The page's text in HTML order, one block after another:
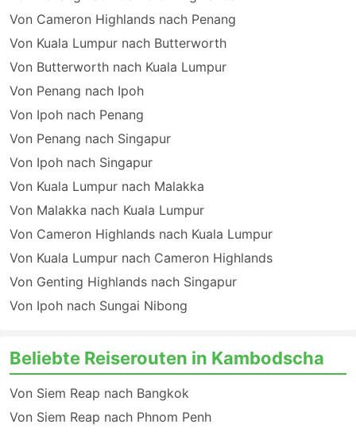
Von Cameron Highlands nach Penang
Von Kuala Lumpur nach Butterworth
Von Butterworth nach Kuala Lumpur
Von Penang nach Ipoh
Von Ipoh nach Penang
Von Penang nach Singapur
Von Ipoh nach Singapur
Von Kuala Lumpur nach Malakka
Von Malakka nach Kuala Lumpur
Von Cameron Highlands nach Kuala Lumpur
Von Kuala Lumpur nach Cameron Highlands
Von Genting Highlands nach Singapur
Von Ipoh nach Sungai Nibong
Beliebte Reiserouten in Kambodscha
Von Siem Reap nach Bangkok
Von Siem Reap nach Phnom Penh